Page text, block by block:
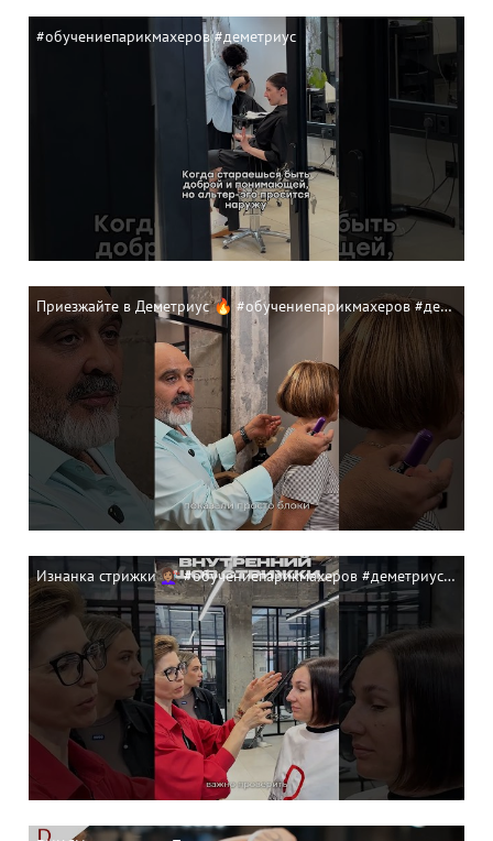
#обучениепарикмахеров #деметриус
Приезжайте в Деметриус 🔥 #обучениепарикмахеров #деметриус
Изнанка стрижки 💇🏽‍♀️ #обучениепарикмахеров #деметриус #hair